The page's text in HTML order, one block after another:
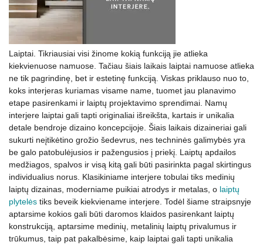
Laiptai. Tikriausiai visi žinome kokią funkciją jie atlieka
kiekvienuose namuose. Tačiau šiais laikais laiptai namuose atlieka
ne tik pagrindinę, bet ir estetinę funkciją. Viskas priklauso nuo to,
koks interjeras kuriamas visame name, tuomet jau planavimo
etape pasirenkami ir laiptų projektavimo sprendimai. Namų
interjere laiptai gali tapti originaliai išreikšta, kartais ir unikalia
detale bendroje dizaino koncepcijoje. Šiais laikais dizaineriai gali
sukurti neįtikėtino grožio šedevrus, nes techninės galimybės yra
be galo patobulėjusios ir pažengusios į priekį. Laiptų apdailos
medžiagos, spalvos ir visą kitą gali būti pasirinkta pagal skirtingus
individualius norus. Klasikiniame interjere tobulai tiks medinių
laiptų dizainas, moderniame puikiai atrodys ir metalas, o laiptų
plytelės tiks beveik kiekviename interjere. Todėl šiame straipsnyje
aptarsime kokios gali būti daromos klaidos pasirenkant laiptų
konstrukciją, aptarsime medinių, metalinių laiptų privalumus ir
trūkumus, taip pat pakalbėsime, kaip laiptai gali tapti unikalia